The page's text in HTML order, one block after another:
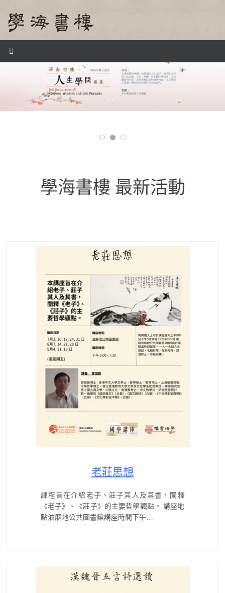
content
學海書樓 最新活動
老莊思想
課程旨在介紹老子、莊子其人及其書，闡釋
《老子》、《莊子》的主要哲學觀點。 講座地
點油厤地公共圖書館講座時間下午…